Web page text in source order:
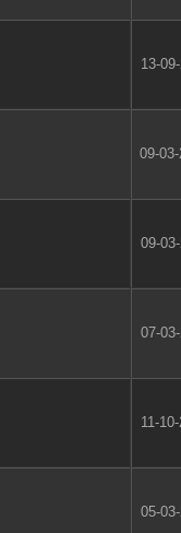
13-
09-
09-
07-
11-
05-